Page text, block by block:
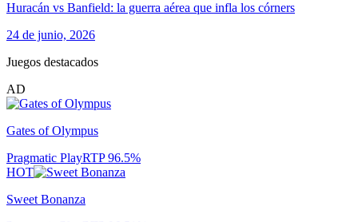
Huracán vs Banfield: la guerra aérea que infla los córners
24 de junio, 2026
Juegos destacados
AD
Gates of Olympus
Pragmatic PlayRTP96.5%
HOT
Sweet Bonanza